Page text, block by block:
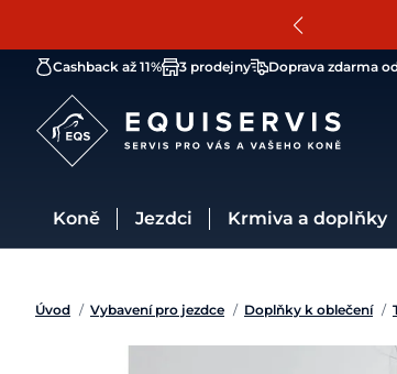
Cashback až 11% 3 prodejny Doprava zdarma
Koně Jezdci Krmiva a doplňky
Úvod / Vybavení pro jezdce / Doplňky k oblečení /